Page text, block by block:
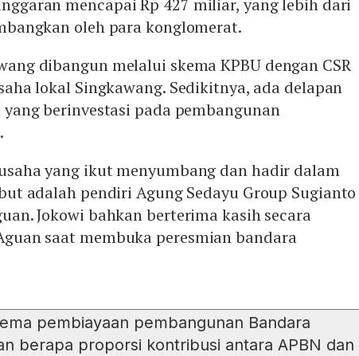
mencapai Rp 427 miliar, yang lebih dari
oleh para konglomerat.
dibangun melalui skema KPBU dengan CSR
lokal Singkawang. Sedikitnya, ada delapan
berinvestasi pada pembangunan
yang ikut menyumbang dan hadir dalam
adalah pendiri Agung Sedayu Group Sugianto
Jokowi bahkan berterima kasih secara
saat membuka peresmian bandara
pembiayaan pembangunan Bandara
berapa proporsi kontribusi antara APBN dan